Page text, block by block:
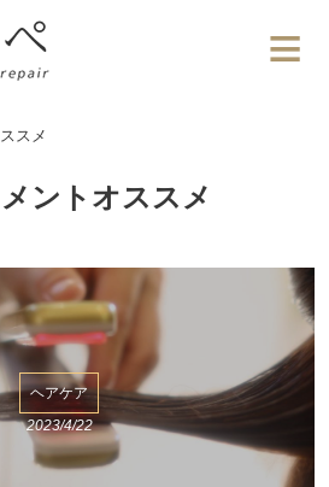
スメ
ントオススメ
ヘアケア
2023/4/22